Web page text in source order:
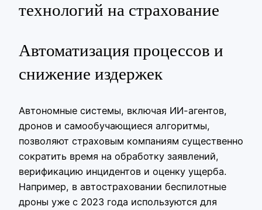
технологий на страхование
Автоматизация процессов и
снижение издержек
Автономные системы, включая ИИ-агентов,
дронов и самообучающиеся алгоритмы,
позволяют страховым компаниям существенно
сократить время на обработку заявлений,
верификацию инцидентов и оценку ущерба.
Например, в автостраховании беспилотные
дроны уже с 2023 года используются для